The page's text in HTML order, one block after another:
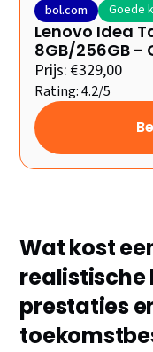
bol.com Goede
Lenovo Idea
8GB/256GB -
Prijs: €329,00
Rating: 4.2/5
Wat kost
realistische
prestaties